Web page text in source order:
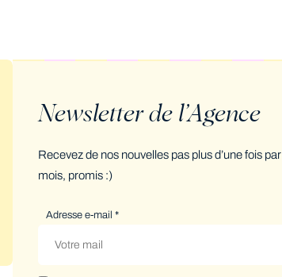
Newsletter de l’Agence
Recevez de nos nouvelles pas plus d’une fois par
mois, promis :)
Adresse e-mail *